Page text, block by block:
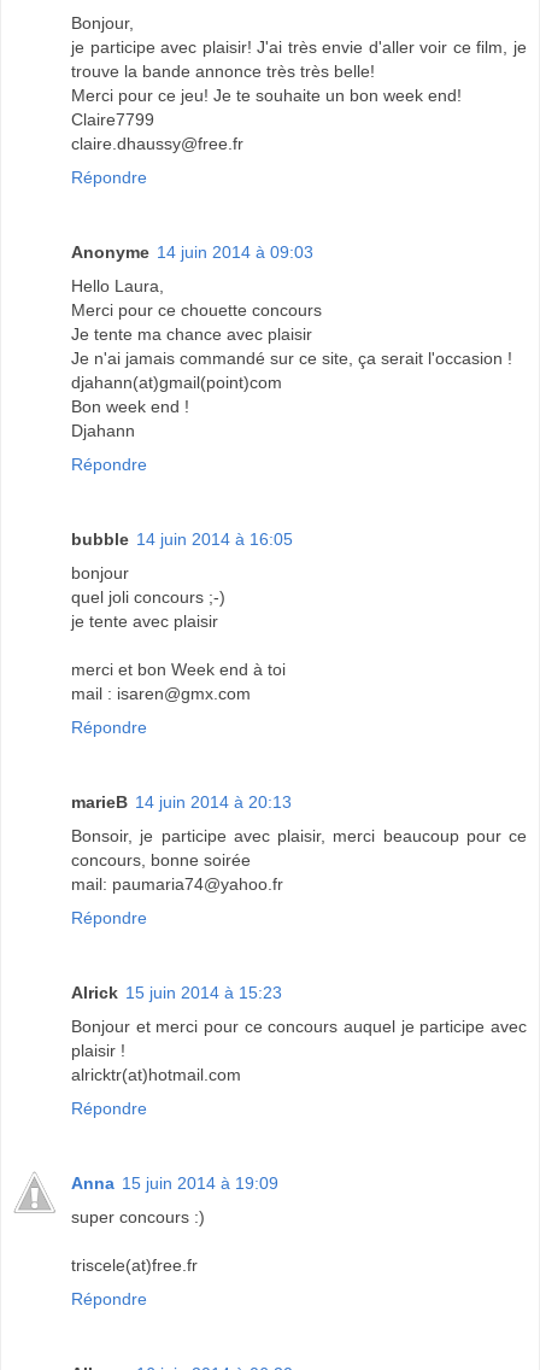
Bonjour,
je participe avec plaisir! J'ai très envie d'aller voir ce film, je
trouve la bande annonce très très belle!
Merci pour ce jeu! Je te souhaite un bon week end!
Claire7799
claire.dhaussy@free.fr
Répondre
Anonyme 14 juin 2014 à 09:03
Hello Laura,
Merci pour ce chouette concours
Je tente ma chance avec plaisir
Je n'ai jamais commandé sur ce site, ça serait l'occasion !
djahann(at)gmail(point)com
Bon week end !
Djahann
Répondre
bubble 14 juin 2014 à 16:05
bonjour
quel joli concours ;-)
je tente avec plaisir
merci et bon Week end à toi
mail : isaren@gmx.com
Répondre
marieB 14 juin 2014 à 20:13
Bonsoir, je participe avec plaisir, merci beaucoup pour ce
concours, bonne soirée
mail: paumaria74@yahoo.fr
Répondre
Alrick 15 juin 2014 à 15:23
Bonjour et merci pour ce concours auquel je participe avec
plaisir !
alricktr(at)hotmail.com
Répondre
Anna 15 juin 2014 à 19:09
super concours :)
triscele(at)free.fr
Répondre